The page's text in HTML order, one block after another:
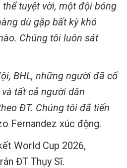
tuyệt vời, một đội bóng
dù gặp bất kỳ khó
Chúng tôi luôn sát
BHL, những người đã cổ
tất cả người dân
ĐT. Chúng tôi đã tiến
Fernandez xúc động.
World Cup 2026,
ĐT Thụy Sĩ.